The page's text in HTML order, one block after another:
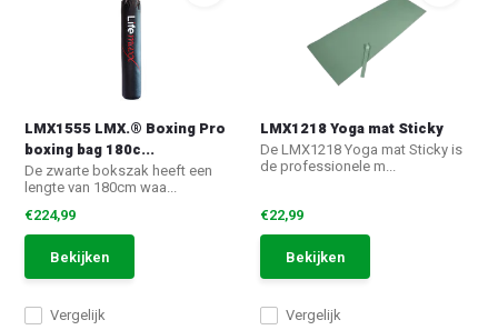
LMX1555 LMX.® Boxing Pro
boxing bag 180c...
De zwarte bokszak heeft een
lengte van 180cm waa...
Vergelijk
€224,99
Bekijken
LMX1218 Yoga mat Sticky
De LMX1218 Yoga mat Sticky is
de professionele m...
Vergelijk
€22,99
Bekijken